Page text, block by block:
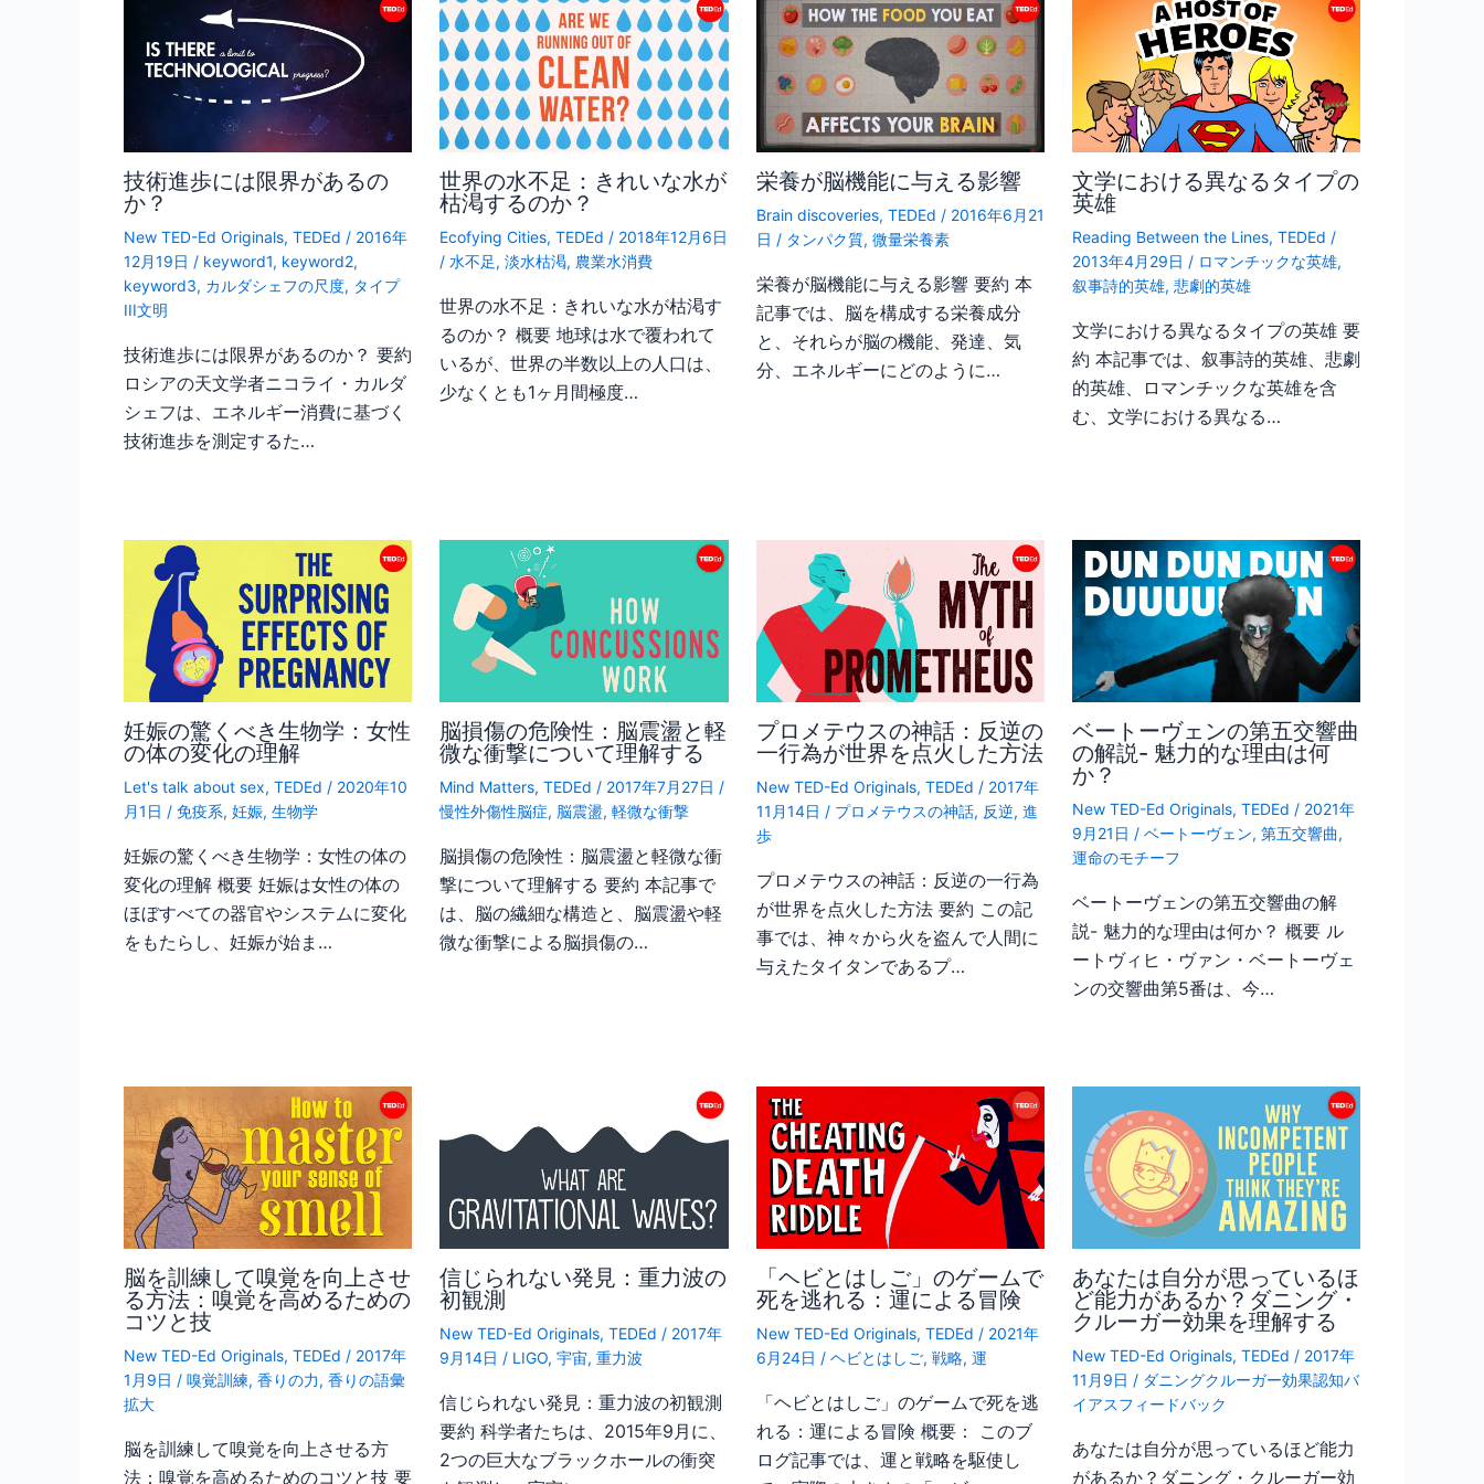
技術進歩には限界があるの
か？
New TED-Ed Originals, TEDEd / 2016年
12月19日 / keyword1, keyword2,
keyword3, カルダシェフの尺度, タイプ
III文明
技術進歩には限界があるのか？ 要約
ロシアの天文学者ニコライ・カルダ
シェフは、エネルギー消費に基づく
技術進歩を測定するた…
世界の水不足：きれいな水が
枯渇するのか？
Ecofying Cities,TEDEd / 2018年12月6日
/水不足,淡水枯渇, 農業水消費
世界の水不足：きれいな水が枯渇す
るのか？ 概要 地球は水で覆われて
いるが、世界の半数以上の人口は、
少なくとも1ヶ月間極度…
栄養が脳機能に与える影響
Brain discoveries, TEDEd / 2016年6月21
日 / タンパク質, 微量栄養素
栄養が脳機能に与える影響 要約 本
記事では、脳を構成する栄養成分
と、それらが脳の機能、発達、気
分、エネルギーにどのように…
文学における異なるタイプの
英雄
Reading Between the Lines, TEDEd /
2013年4月29日 / ロマンチックな英雄,
叙事詩的英雄, 悲劇的英雄
文学における異なるタイプの英雄 要
約 本記事では、叙事詩的英雄、悲劇
的英雄、ロマンチックな英雄を含
む、文学における異なる…
妊娠の驚くべき生物学：女性
の体の変化の理解
Let's talk about sex, TEDEd / 2020年10
月1日 / 免疫系, 妊娠, 生物学
妊娠の驚くべき生物学：女性の体の
変化の理解 概要 妊娠は女性の体の
ほぼすべての器官やシステムに変化
をもたらし、妊娠が始ま…
脳損傷の危険性：脳震盪と軽
微な衝撃について理解する
Mind Matters,TEDEd / 2017年7月27日 /
慢性外傷性脳症, 脳震盪,軽微な衝撃
脳損傷の危険性：脳震盪と軽微な衝
撃について理解する 要約 本記事で
は、脳の繊細な構造と、脳震盪や軽
微な衝撃による脳損傷の…
プロメテウスの神話：反逆の
一行為が世界を点火した方法
New TED-Ed Originals, TEDEd / 2017年
11月14日 / プロメテウスの神話, 反逆, 進
歩
プロメテウスの神話：反逆の一行為
が世界を点火した方法 要約 この記
事では、神々から火を盗んで人間に
与えたタイタンであるプ…
ベートーヴェンの第五交響曲
の解説- 魅力的な理由は何
か？
New TED-Ed Originals, TEDEd / 2021年
9月21日 / ベートーヴェン, 第五交響曲,
運命のモチーフ
ベートーヴェンの第五交響曲の解
説- 魅力的な理由は何か？ 概要 ル
ートヴィヒ・ヴァン・ベートーヴェ
ンの交響曲第5番は、今…
脳を訓練して嗅覚を向上させ
る方法：嗅覚を高めるための
コツと技
New TED-Ed Originals, TEDEd / 2017年
1月9日 / 嗅覚訓練, 香りの力, 香りの語彙
拡大
脳を訓練して嗅覚を向上させる方
法：嗅覚を高めるためのコツと技 要
信じられない発見：重力波の
初観測
New TED-Ed Originals,TEDEd / 2017年
9月14日 / LIGO,宇宙,重力波
信じられない発見：重力波の初観測
要約 科学者たちは、2015年9月に、
2つの巨大なブラックホールの衝突
「ヘビとはしご」のゲームで
死を逃れる：運による冒険
New TED-Ed Originals, TEDEd / 2021年
6月24日 / ヘビとはしご, 戦略, 運
「ヘビとはしご」のゲームで死を逃
れる：運による冒険 概要： このブ
ログ記事では、運と戦略を駆使し
あなたは自分が思っているほ
ど能力があるか？ダニング・
クルーガー効果を理解する
New TED-Ed Originals, TEDEd / 2017年
11月9日 / ダニングクルーガー効果認知バ
イアスフィードバック
あなたは自分が思っているほど能力
があるか？ダニング・クルーガー効